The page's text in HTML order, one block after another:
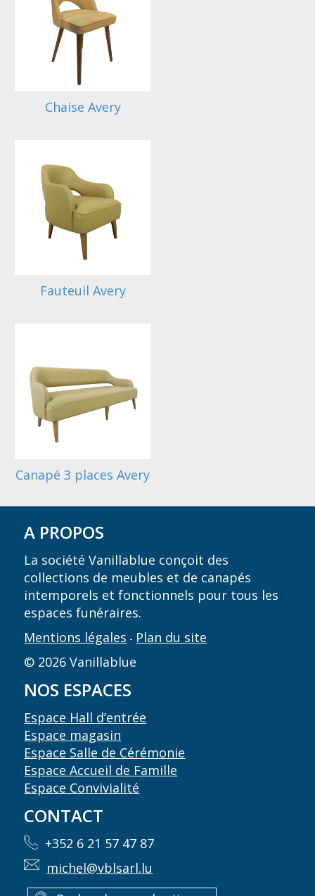
Chaise Avery
Fauteuil Avery
Canapé 3 places Avery
A PROPOS
La société Vanillablue conçoit des
collections de meubles et de canapés
intemporels et fonctionnels pour tous les
espaces funéraires.
Mentions légales - Plan du site
© 2026 Vanillablue
NOS ESPACES
Espace Hall d’entrée
Espace magasin
Espace Salle de Cérémonie
Espace Accueil de Famille
Espace Convivialité
CONTACT
+352 6 21 57 47 87
michel@vblsarl.lu